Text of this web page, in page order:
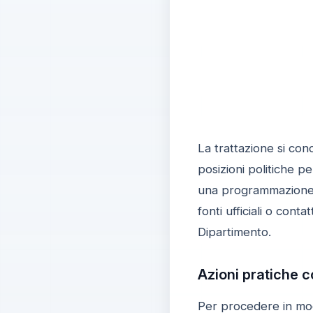
La trattazione si
posizioni politiche
una
fonti ufficiali o
Dipartimento.
Azioni pratiche
Per procedere in